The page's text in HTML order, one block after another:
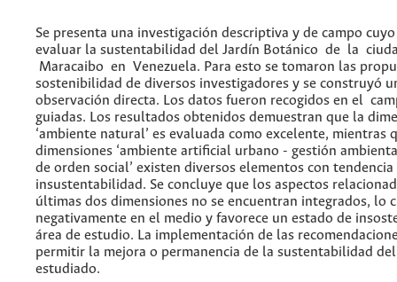
Se presenta una investigación descriptiva y de campo
evaluar la sustentabilidad del Jardín Botánico de la
Maracaibo en Venezuela. Para esto se tomaron las
sostenibilidad de diversos investigadores y se construyó
observación directa. Los datos fueron recogidos en el
guiadas. Los resultados obtenidos demuestran que la
‘ambiente natural’ es evaluada como excelente, mientras
dimensiones ‘ambiente artificial urbano - gestión
de orden social’ existen diversos elementos con tendencia
insustentabilidad. Se concluye que los aspectos
últimas dos dimensiones no se encuentran integrados, lo
negativamente en el medio y favorece un estado de
área de estudio. La implementación de las
permitir la mejora o permanencia de la sustentabilidad
estudiado.